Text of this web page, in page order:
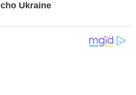
cho Ukraine